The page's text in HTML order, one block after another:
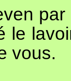
le
vous.